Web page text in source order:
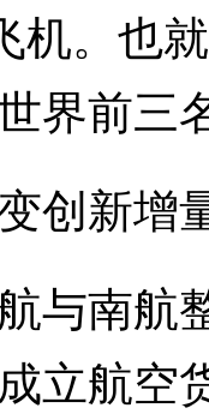
机。也
界前三
新增
南航
立航空